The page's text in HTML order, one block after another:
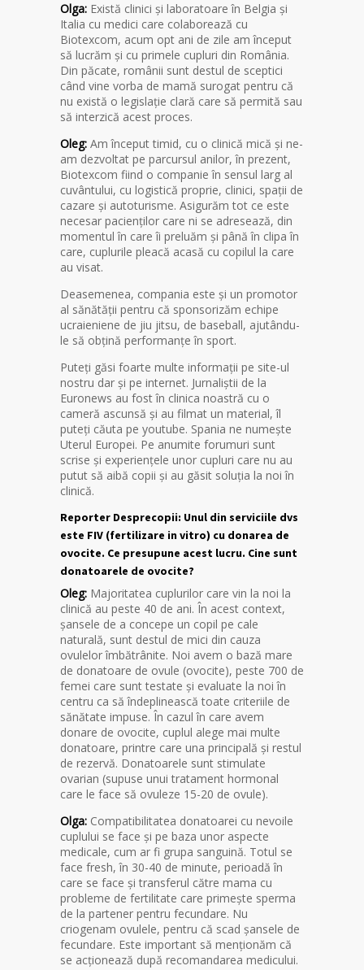
Olga: Există clinici și laboratoare în Belgia și
Italia cu medici care colaborează cu
Biotexcom, acum opt ani de zile am început
să lucrăm și cu primele cupluri din România.
Din păcate, românii sunt destul de sceptici
când vine vorba de mamă surogat pentru că
nu există o legislație clară care să permită sau
să interzică acest proces.
Oleg: Am început timid, cu o clinică mică și ne-
am dezvoltat pe parcursul anilor, în prezent,
Biotexcom fiind o companie în sensul larg al
cuvântului, cu logistică proprie, clinici, spații de
cazare și autoturisme. Asigurăm tot ce este
necesar pacienților care ni se adresează, din
momentul în care îi preluăm și până în clipa în
care, cuplurile pleacă acasă cu copilul la care
au visat.
Deasemenea, compania este și un promotor
al sănătății pentru că sponsorizăm echipe
ucraieniene de jiu jitsu, de baseball, ajutându-
le să obțină performanțe în sport.
Puteți găsi foarte multe informații pe site-ul
nostru dar și pe internet. Jurnaliștii de la
Euronews au fost în clinica noastră cu o
cameră ascunsă și au filmat un material, îl
puteți căuta pe youtube. Spania ne numește
Uterul Europei. Pe anumite forumuri sunt
scrise și experiențele unor cupluri care nu au
putut să aibă copii și au găsit soluția la noi în
clinică.
Reporter Desprecopii: Unul din serviciile dvs
este FIV (fertilizare in vitro) cu donarea de
ovocite. Ce presupune acest lucru. Cine sunt
donatoarele de ovocite?
Oleg: Majoritatea cuplurilor care vin la noi la
clinică au peste 40 de ani. În acest context,
șansele de a concepe un copil pe cale
naturală, sunt destul de mici din cauza
ovulelor îmbătrânite. Noi avem o bază mare
de donatoare de ovule (ovocite), peste 700 de
femei care sunt testate și evaluate la noi în
centru ca să îndeplinească toate criteriile de
sănătate impuse. În cazul în care avem
donare de ovocite, cuplul alege mai multe
donatoare, printre care una principală și restul
de rezervă. Donatoarele sunt stimulate
ovarian (supuse unui tratament hormonal
care le face să ovuleze 15-20 de ovule).
Olga: Compatibilitatea donatoarei cu nevoile
cuplului se face și pe baza unor aspecte
medicale, cum ar fi grupa sanguină. Totul se
face fresh, în 30-40 de minute, perioadă în
care se face și transferul către mama cu
probleme de fertilitate care primește sperma
de la partener pentru fecundare. Nu
criogenam ovulele, pentru că scad șansele de
fecundare. Este important să menționăm că
se acționează după recomandarea medicului.